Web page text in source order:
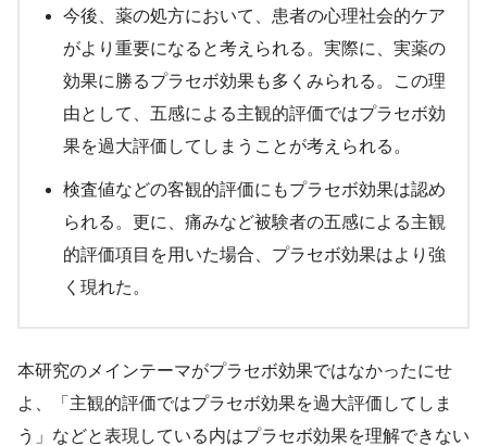
今後、薬の処方において、患者の心理社会的ケア
がより重要になると考えられる。実際に、実薬の
効果に勝るプラセボ効果も多くみられる。この理
由として、五感による主観的評価ではプラセボ効
果を過大評価してしまうことが考えられる。
検査値などの客観的評価にもプラセボ効果は認め
られる。更に、痛みなど被験者の五感による主観
的評価項目を用いた場合、プラセボ効果はより強
く現れた。
本研究のメインテーマがプラセボ効果ではなかったにせ
よ、「主観的評価ではプラセボ効果を過大評価してしま
う」などと表現している内はプラセボ効果を理解できない